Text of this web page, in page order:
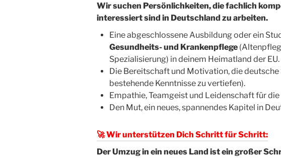
Wir suchen Persönlichkeiten, die fachlich
interessiert sind in Deutschland zu arbeiten.
Eine abgeschlossene Ausbildung oder ein
Gesundheits- und Krankenpflege
Spezialisierung) in deinem Heimatland der EU.
Die Bereitschaft und Motivation, die
bestehende Kenntnisse zu vertiefen).
Empathie, Teamgeist und Leidenschaft für
Den Mut, ein neues, spannendes Kapitel in
🚀 Wir unterstützen Dich Schritt für Schritt:
Der Umzug in ein neues Land ist ein großer